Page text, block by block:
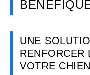
UNE
RENFORCER
VOTRE CHIEN